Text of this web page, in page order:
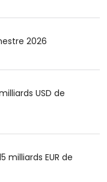
2026
USD de
milliards EUR de